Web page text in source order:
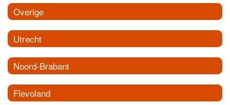
Overige
Utrecht
Noord-Brabant
Flevoland